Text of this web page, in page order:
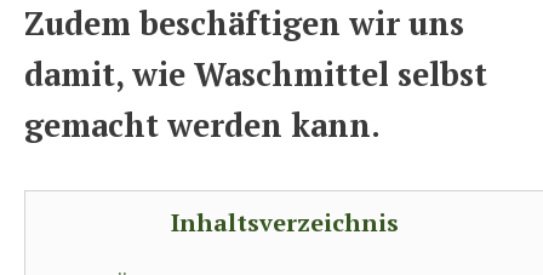
Zudem beschäftigen wir uns
damit, wie Waschmittel selbst
gemacht werden kann.
Inhaltsverzeichnis